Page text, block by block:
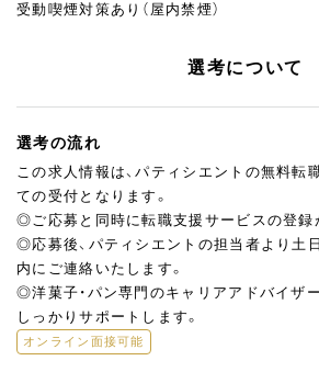
受動喫煙対策あり（屋内禁煙）
選考について
選考の流れ
この求人情報は、パティシエントの無料転
ての受付となります。
◎ご応募と同時に転職支援サービスの登録
◎応募後、パティシエントの担当者より土
内にご連絡いたします。
◎洋菓子・パン専門のキャリアアドバイザ
しっかりサポートします。
オンライン面接可能